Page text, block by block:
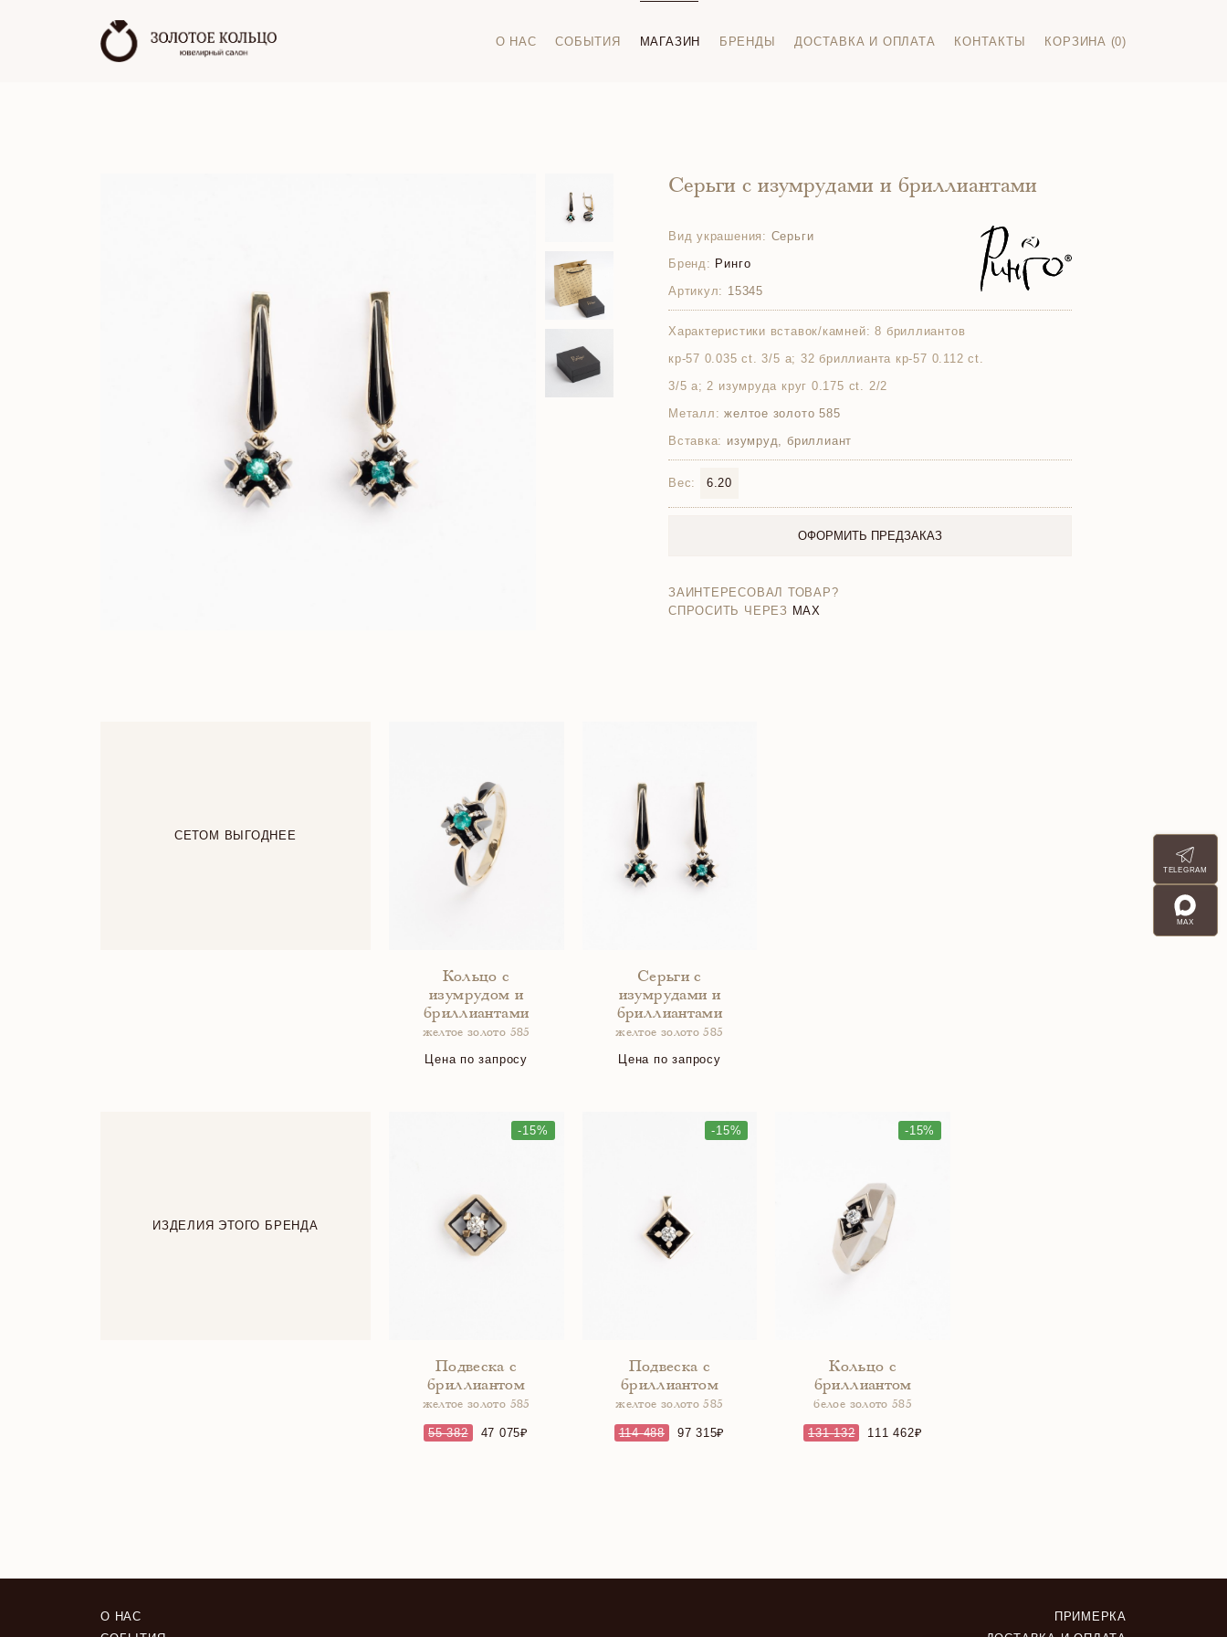
О НАС СОБЫТИЯ МАГАЗИН БРЕНДЫ ДОСТАВКА И ОПЛАТА КОНТАКТЫ КОРЗИНА (0)
Серьги с изумрудами и бриллиантами
Вид украшения: Серьги
Бренд: Ринго
Артикул: 15345
Характеристики вставок/камней: 8 бриллиантов
кр-57 0.035 ct. 3/5 а; 32 бриллианта кр-57 0.112 ct.
3/5 а; 2 изумруда круг 0.175 ct. 2/2
Металл: желтое золото 585
Вставка: изумруд, бриллиант
Вес: 6.20
ОФОРМИТЬ ПРЕДЗАКАЗ
ЗАИНТЕРЕСОВАЛ ТОВАР?
СПРОСИТЬ ЧЕРЕЗ MAX
СЕТОМ ВЫГОДНЕЕ
Кольцо с
изумрудом и
бриллиантами
желтое золото 585
Цена по запросу
Серьги с
изумрудами и
бриллиантами
желтое золото 585
Цена по запросу
ИЗДЕЛИЯ ЭТОГО БРЕНДА
-15%
Подвеска с
бриллиантом
желтое золото 585
55 382 47 075
-15%
Подвеска с
бриллиантом
желтое золото 585
114 488 97 315
-15%
Кольцо с
бриллиантом
белое золото 585
131 132 111 462
TELEGRAM
MAX
О НАС
ПРИМЕРКА